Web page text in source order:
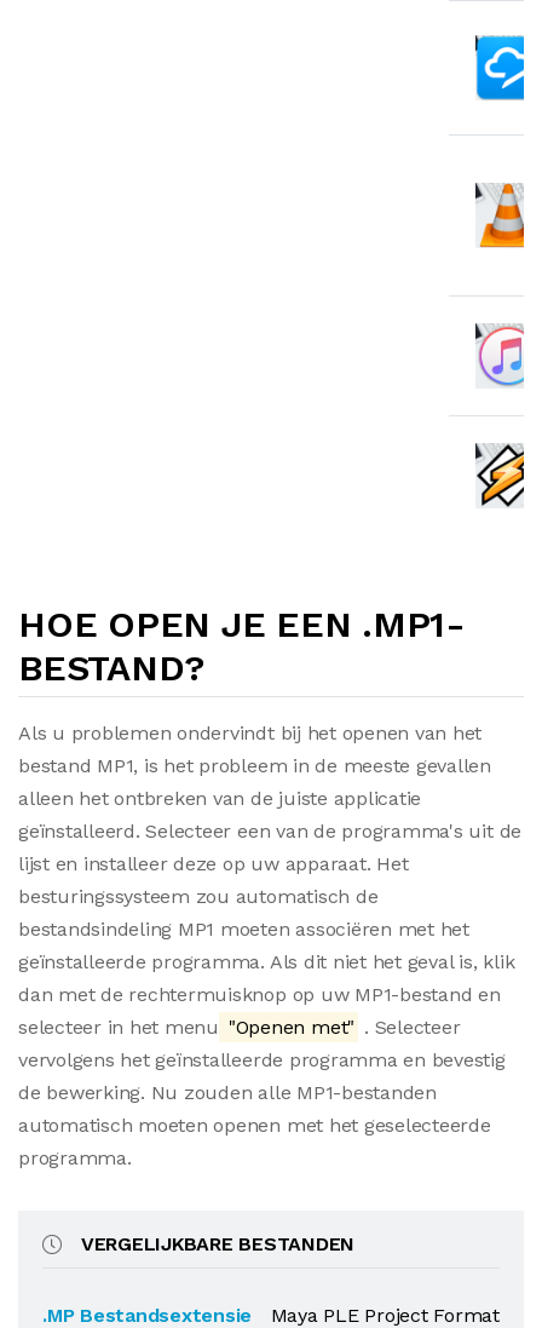
HOE OPEN JE EEN .MP1-
BESTAND?
Als u problemen ondervindt bij het openen van het
bestand MP1, is het probleem in de meeste gevallen
alleen het ontbreken van de juiste applicatie
geïnstalleerd. Selecteer een van de programma's uit de
lijst en installeer deze op uw apparaat. Het
besturingssysteem zou automatisch de
bestandsindeling MP1 moeten associëren met het
geïnstalleerde programma. Als dit niet het geval is, klik
dan met de rechtermuisknop op uw MP1-bestand en
selecteer in het menu "Openen met" . Selecteer
vervolgens het geïnstalleerde programma en bevestig
de bewerking. Nu zouden alle MP1-bestanden
automatisch moeten openen met het geselecteerde
programma.
VERGELIJKBARE BESTANDEN
.MP Bestandsextensie
Maya PLE Project Format